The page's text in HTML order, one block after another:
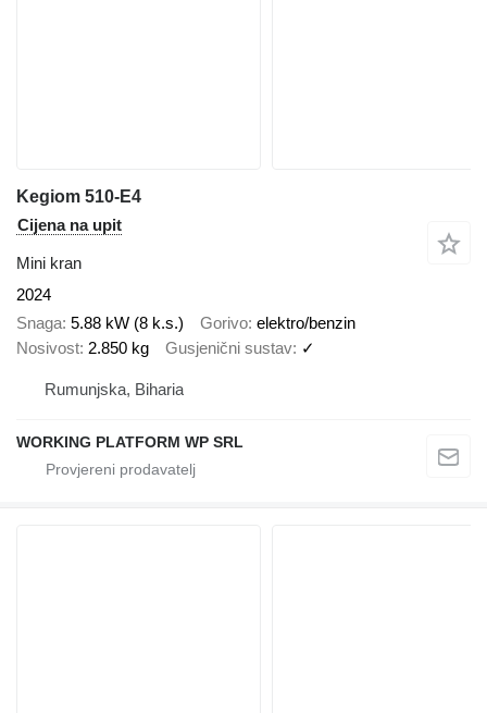
Kegiom 510-E4
Cijena na upit
Mini kran
2024
Snaga 5.88 kW (8 k.s.) Gorivo elektro/benzin
Nosivost 2.850 kg Gusjenični sustav ✓
Rumunjska, Biharia
WORKING PLATFORM WP SRL